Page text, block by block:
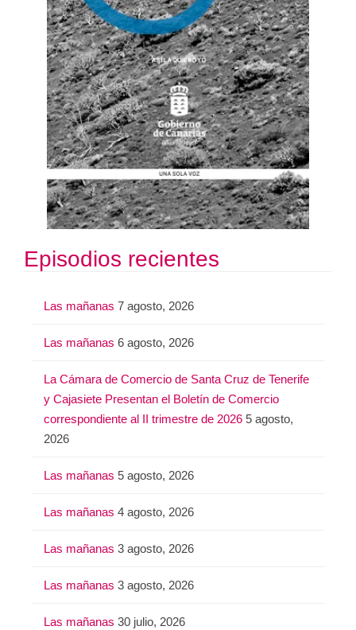
Episodios recientes
Las mañanas 7 agosto, 2026
Las mañanas 6 agosto, 2026
La Cámara de Comercio de Santa Cruz de Tenerife
y Cajasiete Presentan el Boletín de Comercio
correspondiente al II trimestre de 2026 5 agosto,
2026
Las mañanas 5 agosto, 2026
Las mañanas 4 agosto, 2026
Las mañanas 3 agosto, 2026
Las mañanas 3 agosto, 2026
Las mañanas 30 julio, 2026